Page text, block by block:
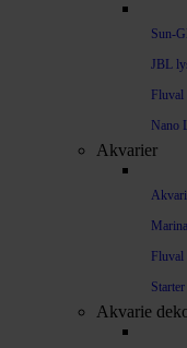
Sun-
JBL
Nano
Akvarier
Akvarie